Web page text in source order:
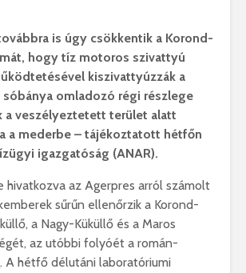
is úgy csökkentik a Korond-
hogy tíz motoros szivattyú
kiszivattyúzzák a
sóbánya omladozó régi részlege
a veszélyeztetett terület alatt
a mederbe – tájékoztatott hétfőn
igazgatóság (ANAR).
hivatkozva az Agerpres arról számolt
sűrűn ellenőrzik a Korond-
a Nagy-Küküllő és a Maros
az utóbbi folyóét a román-
A hétfő délutáni laboratóriumi